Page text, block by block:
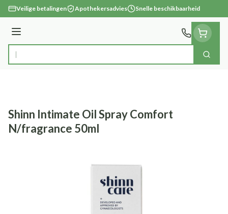
Ga naar de inhoud
Veilige betalingen Apothekersadvies Snelle beschikbaarheid
Menu
Product, merk, categorie... Zoek
Shinn Intimate Oil Spray Comfort
N/fragrance 50ml